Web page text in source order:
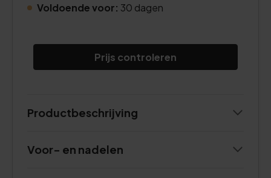
Voldoende voor: 30 dagen
Prijs controleren
Productbeschrijving
Voor- en nadelen